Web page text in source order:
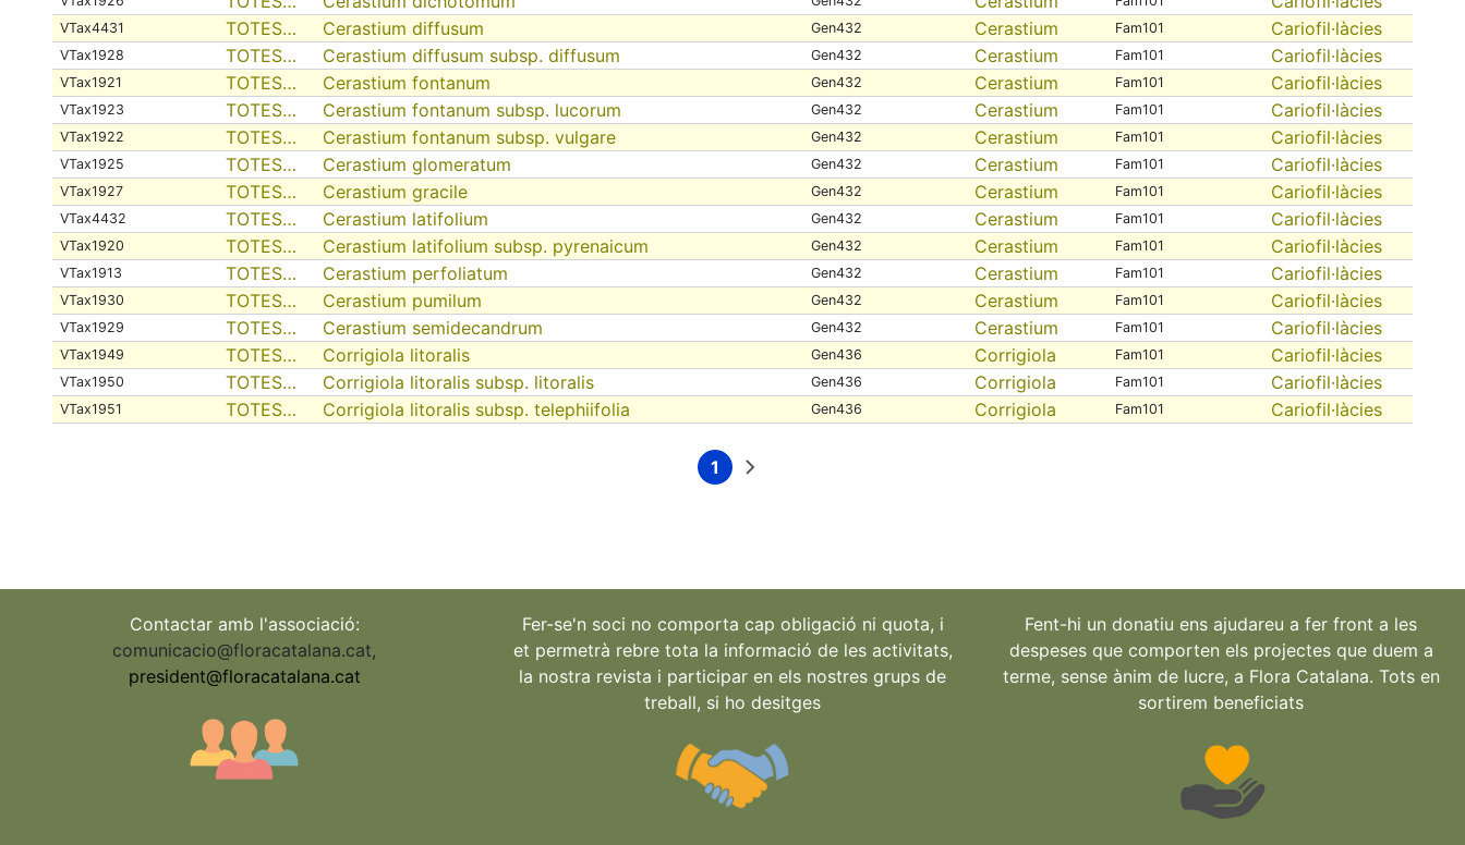
VTax4431 TOTES… Cerastium diffusum Gen432 Cerastium Fam101 Cariofil·làcies
VTax1928 TOTES… Cerastium diffusum subsp. diffusum Gen432 Cerastium Fam101 Cariofil·làcies
VTax1921 TOTES… Cerastium fontanum Gen432 Cerastium Fam101 Cariofil·làcies
VTax1923 TOTES… Cerastium fontanum subsp. lucorum Gen432 Cerastium Fam101 Cariofil·làcies
VTax1922 TOTES… Cerastium fontanum subsp. vulgare Gen432 Cerastium Fam101 Cariofil·làcies
VTax1925 TOTES… Cerastium glomeratum Gen432 Cerastium Fam101 Cariofil·làcies
VTax1927 TOTES… Cerastium gracile Gen432 Cerastium Fam101 Cariofil·làcies
VTax4432 TOTES… Cerastium latifolium Gen432 Cerastium Fam101 Cariofil·làcies
VTax1920 TOTES… Cerastium latifolium subsp. pyrenaicum Gen432 Cerastium Fam101 Cariofil·làcies
VTax1913 TOTES… Cerastium perfoliatum Gen432 Cerastium Fam101 Cariofil·làcies
VTax1930 TOTES… Cerastium pumilum Gen432 Cerastium Fam101 Cariofil·làcies
VTax1929 TOTES… Cerastium semidecandrum Gen432 Cerastium Fam101 Cariofil·làcies
VTax1949 TOTES… Corrigiola litoralis Gen436 Corrigiola Fam101 Cariofil·làcies
VTax1950 TOTES… Corrigiola litoralis subsp. litoralis Gen436 Corrigiola Fam101 Cariofil·làcies
VTax1951 TOTES… Corrigiola litoralis subsp. telephiifolia Gen436 Corrigiola Fam101 Cariofil·làcies
Current
1
Next
Contactar amb l'associació:
comunicacio@floracatalana.cat,
president@floracatalana.cat
Fer-se'n soci no comporta cap obligació ni quota, i
et permetrà rebre tota la informació de les activitats,
la nostra revista i participar en els nostres grups de
treball, si ho desitges
Fent-hi un donatiu ens ajudareu a fer front a les
despeses que comporten els projectes que duem a
terme, sense ànim de lucre, a Flora Catalana. Tots en
sortirem beneficiats